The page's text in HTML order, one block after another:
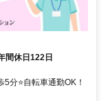
間休日122日
分⭐自転車通勤OK！